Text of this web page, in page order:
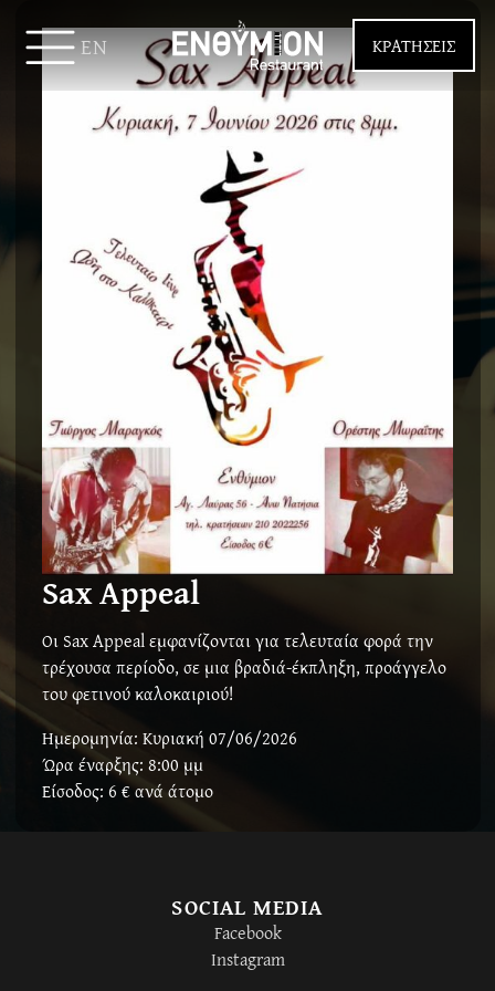
EN ΚΡΑΤΗΣΕΙΣ
Sax Appeal
Οι Sax Appeal εμφανίζονται για τελευταία φορά την
τρέχουσα περίοδο, σε μια βραδιά-έκπληξη, προάγγελο
του φετινού καλοκαιριού!
Ημερομηνία: Κυριακή 07/06/2026
Ώρα έναρξης:8:00 μμ
Είσοδος:6 € ανά άτομο
SOCIAL MEDIA
Facebook
Instagram